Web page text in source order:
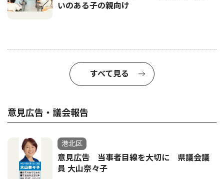
いのある子の親向け
すべて見る
意見広告・議会報告
港北区
意見広告 当事者目線を大切に 県議会議
員 大山奈々子